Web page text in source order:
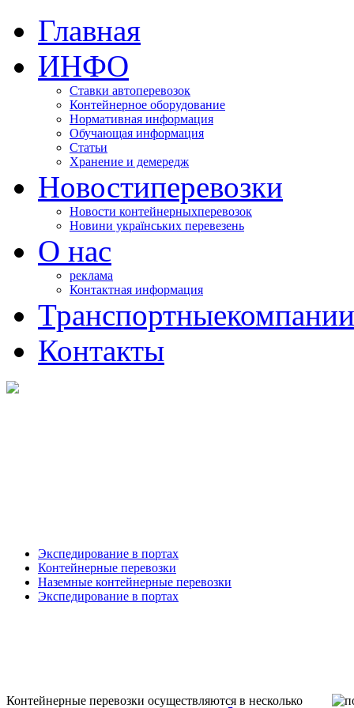
Главная
ИНФО
Ставки автоперевозок
Контейнерное оборудование
Нормативная информация
Обучающая информация
Статьи
Хранение и демередж
Новостиперевозки
Новости контейнерныхперевозок
Новини українських перевезень
О нас
реклама
Контактная информация
Транспортныекомпании
Контакты
Экспедирование в портах
Контейнерные перевозки
Наземные контейнерные перевозки
Экспедирование в портах
Контейнерные перевозки осуществляются в несколько